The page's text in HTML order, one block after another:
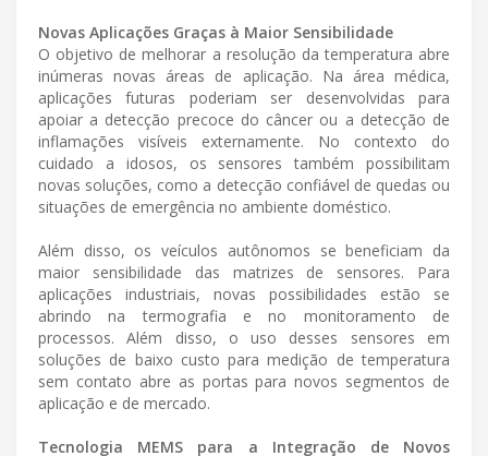
Novas Aplicações Graças à Maior Sensibilidade
O objetivo de melhorar a resolução da temperatura abre
inúmeras novas áreas de aplicação. Na área médica,
aplicações futuras poderiam ser desenvolvidas para
apoiar a detecção precoce do câncer ou a detecção de
inflamações visíveis externamente. No contexto do
cuidado a idosos, os sensores também possibilitam
novas soluções, como a detecção confiável de quedas ou
situações de emergência no ambiente doméstico.
Além disso, os veículos autônomos se beneficiam da
maior sensibilidade das matrizes de sensores. Para
aplicações industriais, novas possibilidades estão se
abrindo na termografia e no monitoramento de
processos. Além disso, o uso desses sensores em
soluções de baixo custo para medição de temperatura
sem contato abre as portas para novos segmentos de
aplicação e de mercado.
Tecnologia MEMS para a Integração de Novos